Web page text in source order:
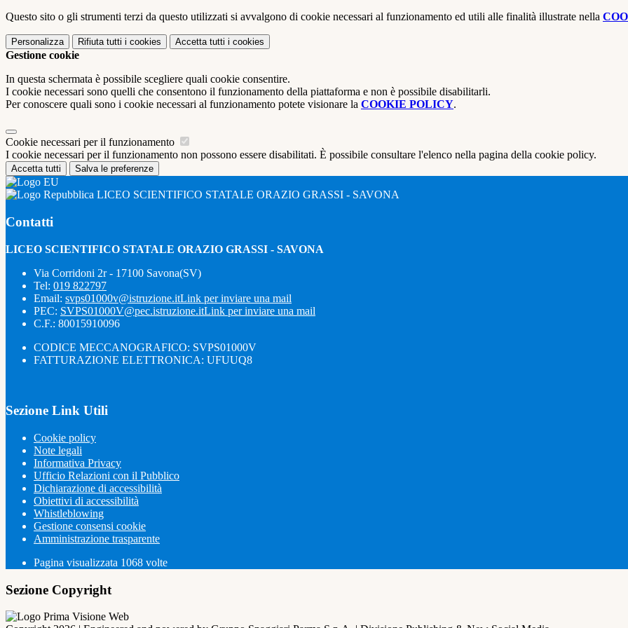
Questo sito o gli strumenti terzi da questo utilizzati si avvalgono di cookie necessari al funzionamento ed utili alle finalità illustrate nella
Personalizza Rifiuta tutti i cookies Accetta tutti i cookies
Gestione cookie
In questa schermata è possibile scegliere quali cookie consentire.
I cookie necessari sono quelli che consentono il funzionamento della piattaforma e non è possibile disabilitarli.
Per conoscere quali sono i cookie necessari al funzionamento potete visionare la COOKIE POLICY.
Cookie necessari per il funzionamento
I cookie necessari per il funzionamento non possono essere disabilitati. È possibile consultare l'elenco nella pagina della cookie policy.
Accetta tutti Salva le preferenze
LICEO SCIENTIFICO STATALE ORAZIO GRASSI - SAVONA
Contatti
LICEO SCIENTIFICO STATALE ORAZIO GRASSI - SAVONA
Via Corridoni 2r - 17100 Savona(SV)
Tel: 019 822797
Email: svps01000v@istruzione.itLink per inviare una mail
PEC: SVPS01000V@pec.istruzione.itLink per inviare una mail
C.F.: 80015910096
CODICE MECCANOGRAFICO: SVPS01000V
FATTURAZIONE ELETTRONICA: UFUUQ8
Sezione Link Utili
Cookie policy
Note legali
Informativa Privacy
Ufficio Relazioni con il Pubblico
Dichiarazione di accessibilità
Obiettivi di accessibilità
Whistleblowing
Gestione consensi cookie
Amministrazione trasparente
Pagina visualizzata 1068 volte
Sezione Copyright